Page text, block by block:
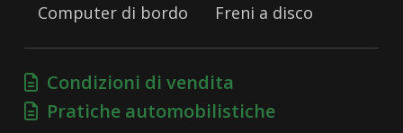
Computer di bordo
Freni a disco
Condizioni di vendita
Pratiche automobilistiche